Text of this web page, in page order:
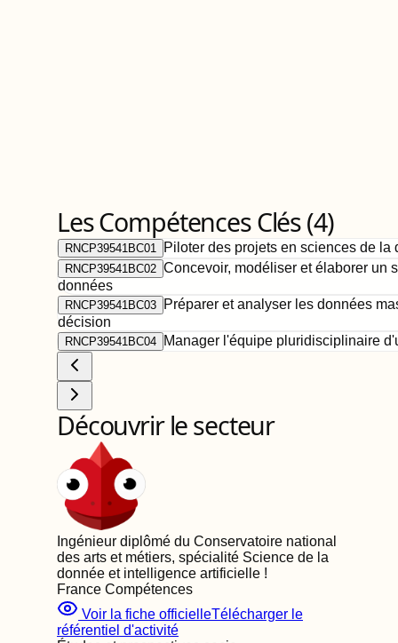
Les Compétences Clés (4)
RNCP39541BC01 Piloter des projets en sciences de la
RNCP39541BC02 Concevoir, modéliser et élaborer un
données
RNCP39541BC03
Préparer et analyser les données
décision
RNCP39541BC04 Manager l'équipe pluridisciplinaire
Découvrir le secteur
Ingénieur diplômé du Conservatoire national
des arts et métiers, spécialité Science de la
donnée et intelligence artificielle !
France Compétences
Voir la fiche officielleTélécharger le
référentiel d'activité